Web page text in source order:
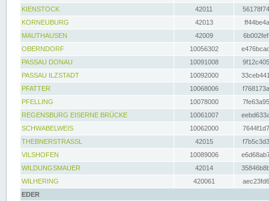
KIENSTOCK
42011
KORNEUBURG
42013
MAUTHAUSEN
42009
OBERNDORF
10056302
PASSAU DONAU
10091008
PASSAU ILZSTADT
10092000
PFATTER
10068006
PFELLING
10078000
REGENSBURG EISERNE BRÜCKE
10061007
SCHWABELWEIS
10062000
THEBNERSTRASSL
42015
VILSHOFEN
10089006
WILDUNGSMAUER
42014
WILHERING
420061
EDER